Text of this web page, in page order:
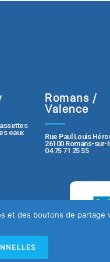
eaux
Romans /
Valence
Rue Paul Louis
26100 Romans-sur-
04 75 71 25 55
et des boutons de